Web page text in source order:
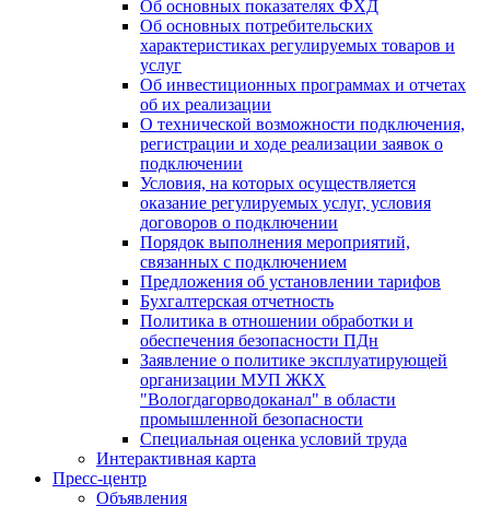
Об основных показателях ФХД
Об основных потребительских
характеристиках регулируемых товаров и
услуг
Об инвестиционных программах и отчетах
об их реализации
О технической возможности подключения,
регистрации и ходе реализации заявок о
подключении
Условия, на которых осуществляется
оказание регулируемых услуг, условия
договоров о подключении
Порядок выполнения мероприятий,
связанных с подключением
Предложения об установлении тарифов
Бухгалтерская отчетность
Политика в отношении обработки и
обеспечения безопасности ПДн
Заявление о политике эксплуатирующей
организации МУП ЖКХ
"Вологдагорводоканал" в области
промышленной безопасности
Специальная оценка условий труда
Интерактивная карта
Пресс-центр
Объявления